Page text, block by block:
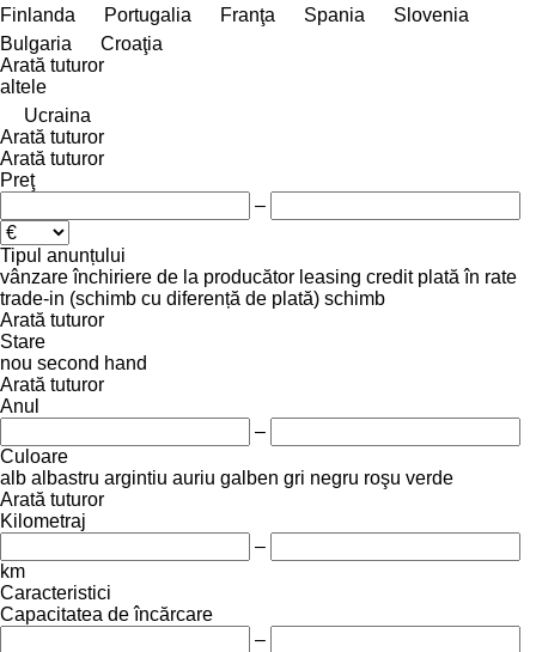
Finlanda Portugalia Franţa Spania
Slovenia
Bulgaria
Croaţia
Arată tuturor
altele
Ucraina
Arată tuturor
Arată tuturor
Preţ
–
Tipul anunțului
vânzare închiriere de la producător leasing credit plată în rate
trade-in (schimb cu diferență de plată) schimb
Arată tuturor
Stare
nou second hand
Arată tuturor
Anul
–
Culoare
alb albastru argintiu auriu galben gri negru roşu verde
Arată tuturor
Kilometraj
–
km
Caracteristici
Capacitatea de încărcare
–